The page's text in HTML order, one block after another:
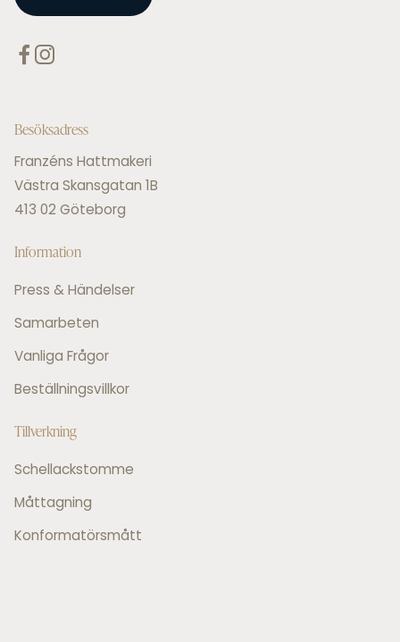
Besöksadress
Franzéns Hattmakeri
Västra Skansgatan 1B
413 02 Göteborg
Information
Press & Händelser
Samarbeten
Vanliga Frågor
Beställningsvillkor
Tillverkning
Schellackstomme
Måttagning
Konformatörsmått